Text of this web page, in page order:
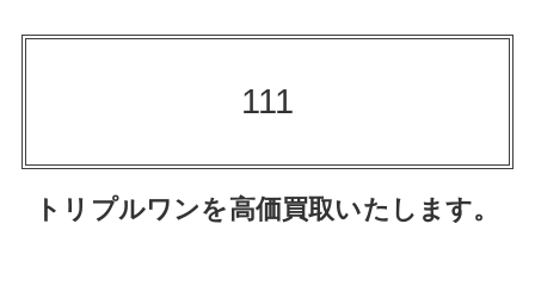
111
トリプルワンを高価買取いたします。